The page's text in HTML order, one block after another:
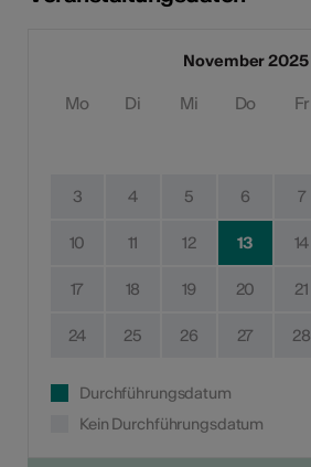
November 2025
Mo Di Mi Do Fr
3 4 5 6 7
10 11 12 13 14
17 18 19 20 21
24 25 26 27 28
Durchführungsdatum
Kein Durchführungsdatum